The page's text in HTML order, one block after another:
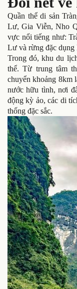
Quần thể di sản
Lư, Gia Viễn, Nho
vực nổi tiếng như:
Lư và rừng đặc dụng
Trong đó, khu du
thể. Từ trung tâm
chuyển khoảng 8km
nước hữu tình, nơi
động kỳ ảo, các di
thống đặc sắc.